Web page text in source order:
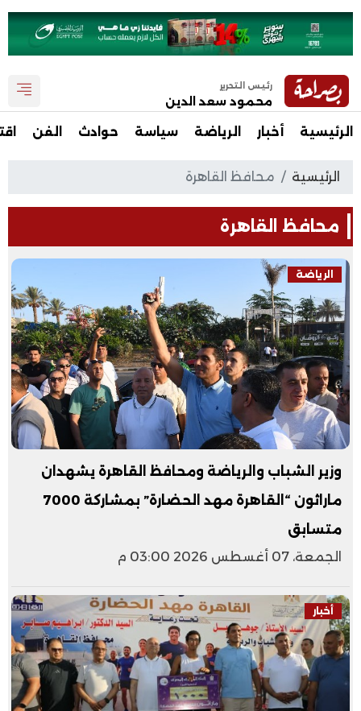
رئيس التحرير
محمود سعد الدين
الرئيسية أخبار الرياضة سياسة حوادث الفن
الرئيسية محافظ القاهرة
محافظ القاهرة
الرياضة
وزير الشباب والرياضة ومحافظ القاهرة يشهدان
ماراثون “القاهرة مهد الحضارة” بمشاركة 7000
متسابق
الجمعة، 07 أغسطس 2026 03:00 م
أخبار